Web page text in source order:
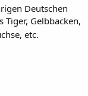
Deutschen
Gelbbacken,
etc.